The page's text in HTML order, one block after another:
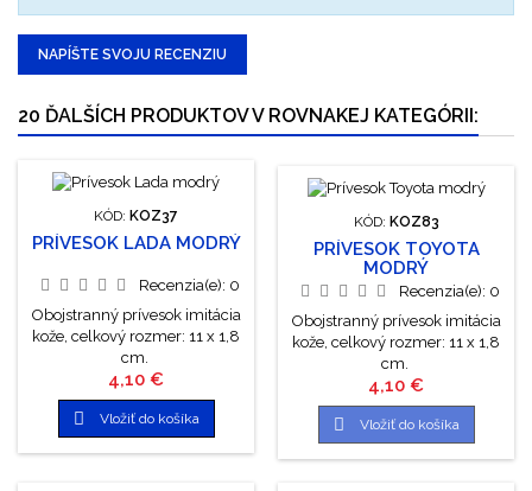
NAPÍŠTE SVOJU RECENZIU
20 ĎALŠÍCH PRODUKTOV V ROVNAKEJ KATEGÓRII:
KÓD: KOZ37
PRÍVESOK LADA MODRÝ
Recenzia(e): 0
Obojstranný prívesok imitácia
kože, celkový rozmer: 11 x 1,8
cm.
Cena
4,10 €
 Vložiť do košíka
KÓD: KOZ83
PRÍVESOK TOYOTA
MODRÝ
Recenzia(e): 0
Obojstranný prívesok imitácia
kože, celkový rozmer: 11 x 1,8
cm.
Cena
4,10 €
 Vložiť do košíka